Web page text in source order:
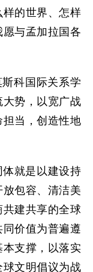
的世界、怎样
与孟加拉国各
科国际关系学
势，以宽广战
当，创造性地
就是以建设持
包容、清洁美
建共享的全球
价值为普遍遵
支撑，以落实
文明倡议为战